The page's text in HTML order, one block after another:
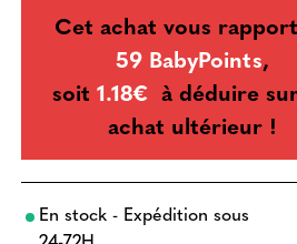
Cet achat vous
59 BabyPoints,
soit1.18€ à déduire
achat ultérieur !
En stock - Expédition sous